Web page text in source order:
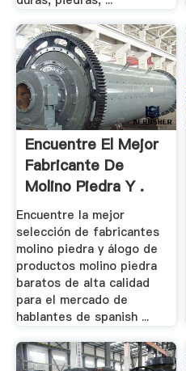
Encuentre El Mejor
Fabricante De
Molino Piedra Y .
Encuentre la mejor
selección de fabricantes
molino piedra y álogo de
productos molino piedra
baratos de alta calidad
para el mercado de
hablantes de spanish ...